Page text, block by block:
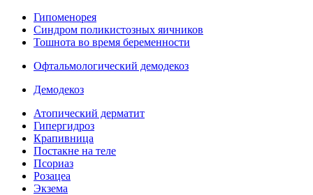
Гипоменорея
Синдром поликистозных яичников
Тошнота во время беременности
Офтальмологический демодекоз
Демодекоз
Атопический дерматит
Гипергидроз
Крапивница
Постакне на теле
Псориаз
Розацеа
Экзема